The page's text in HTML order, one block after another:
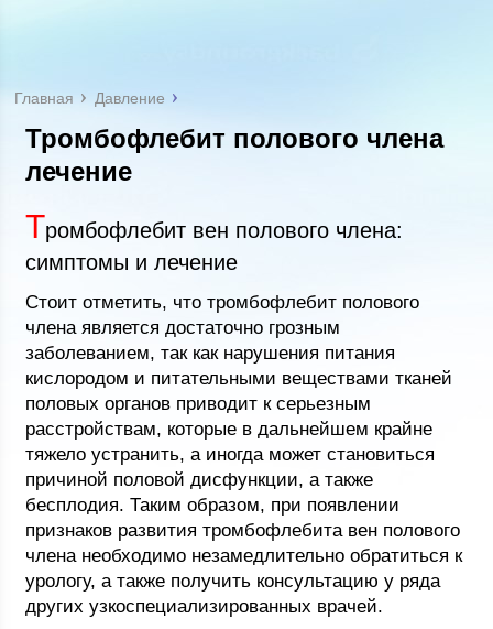
Главная Давление
Тромбофлебит полового члена
лечение
Тромбофлебит вен полового члена:
симптомы и лечение
Стоит отметить, что тромбофлебит полового
члена является достаточно грозным
заболеванием, так как нарушения питания
кислородом и питательными веществами тканей
половых органов приводит к серьезным
расстройствам, которые в дальнейшем крайне
тяжело устранить, а иногда может становиться
причиной половой дисфункции, а также
бесплодия. Таким образом, при появлении
признаков развития тромбофлебита вен полового
члена необходимо незамедлительно обратиться к
урологу, а также получить консультацию у ряда
других узкоспециализированных врачей.